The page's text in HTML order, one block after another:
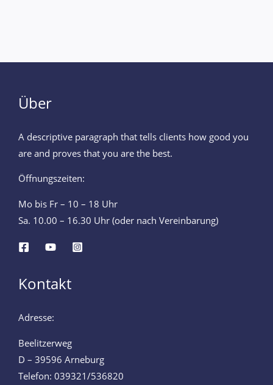
Über
A descriptive paragraph that tells clients how good you
are and proves that you are the best.
Öffnungszeiten:
Mo bis Fr – 10 – 18 Uhr
Sa. 10.00 – 16.30 Uhr (oder nach Vereinbarung)
Kontakt
Adresse:
Beelitzerweg
D – 39596 Arneburg
Telefon: 039321/536820